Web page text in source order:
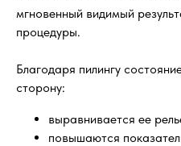
мгновенный видимый
процедуры.
Благодаря пилингу
сторону:
выравнивается ее
повышаются